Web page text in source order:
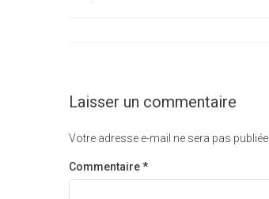
Laisser un commentaire
Votre adresse e-mail ne sera pas publiée.
Commentaire*